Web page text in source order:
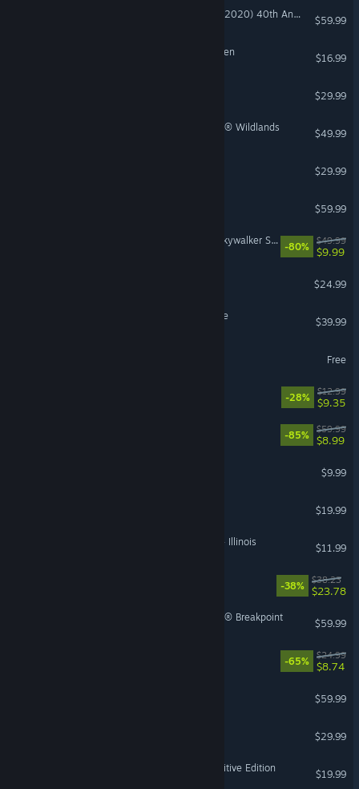
Microsoft Flight Simulator (2020) 40th Anniversary Edition
$59.99
Cult of the Lamb: Woolhaven
$16.99
$29.99
Tom Clancy's Ghost Recon® Wildlands
$49.99
$29.99
$59.99
LEGO® Star Wars™: The Skywalker Saga
-80%
$49.99
$9.99
$24.99
Hello Kitty Island Adventure
$39.99
Free
-28%
$12.99
$9.35
-85%
$59.99
$8.99
$9.99
$19.99
American Truck Simulator - Illinois
$11.99
-38%
$38.23
$23.78
Tom Clancy's Ghost Recon® Breakpoint
$59.99
-65%
$24.99
$8.74
$59.99
$29.99
Stronghold Crusader: Definitive Edition
$19.99